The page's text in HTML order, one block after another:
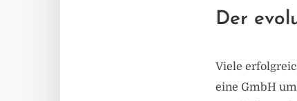
Der
Viele
eine GmbH